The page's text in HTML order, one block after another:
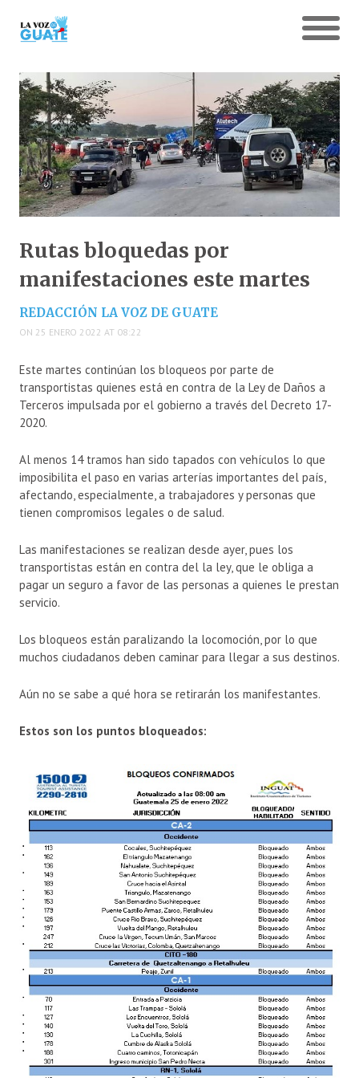
Rutas bloquedas por
manifestaciones este martes
REDACCIÓN LA VOZ DE GUATE
ON 25 ENERO 2022 AT 08:22
Este martes continúan los bloqueos por parte de
transportistas quienes está en contra de la Ley de Daños a
Terceros impulsada por el gobierno a través del Decreto 17-
2020.
Al menos 14 tramos han sido tapados con vehículos lo que
imposibilita el paso en varias arterías importantes del país,
afectando, especialmente, a trabajadores y personas que
tienen compromisos legales o de salud.
Las manifestaciones se realizan desde ayer, pues los
transportistas están en contra del la ley, que le obliga a
pagar un seguro a favor de las personas a quienes le prestan
servicio.
Los bloqueos están paralizando la locomoción, por lo que
muchos ciudadanos deben caminar para llegar a sus destinos.
Aún no se sabe a qué hora se retirarán los manifestantes.
Estos son los puntos bloqueados: